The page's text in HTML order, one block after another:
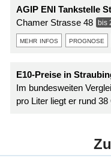
AGIP ENI Tankstelle
Chamer Strasse 48
bis
mehr infos prognose
E10-Preise in
Im bundesweiten
pro Liter liegt er rund